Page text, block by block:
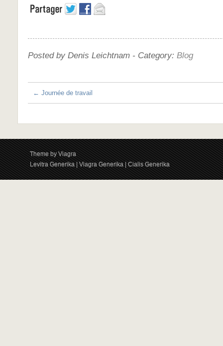
Posted by Denis Leichtnam - Category: Blog
← Journée de travail
Theme byViagra
Levitra Generika|Viagra Generika|Cialis Generika